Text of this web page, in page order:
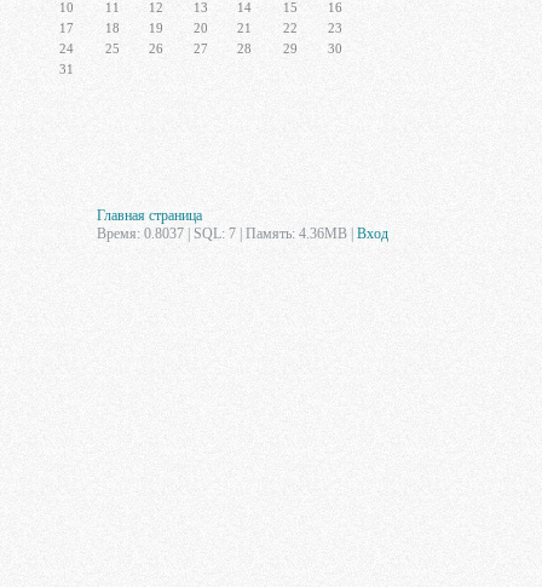
10
11 12 13 14 15
16
17
18 19 20 21 22
23
24
25 26 27 28 29
30
31
Главная страница
Время: 0.8037 | SQL: 7 | Память: 4.36MB Вход